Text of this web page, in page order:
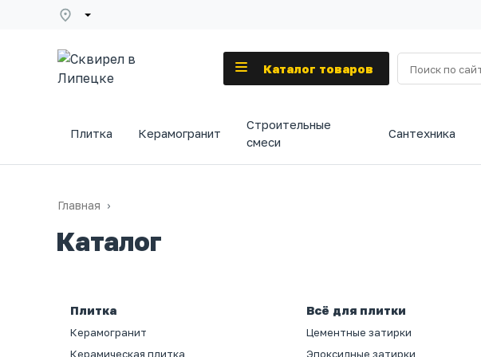
Каталог товаров
Плитка Керамогранит
Строительные
смеси
Сантехника
Главная
Каталог
Плитка
Керамогранит
Керамическая плитка
Всё для плитки
Цементные затирки
Эпоксидные затирки